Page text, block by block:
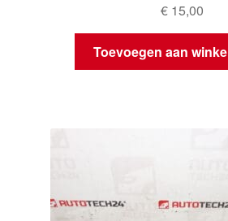
€15,00
Toevoegen aan